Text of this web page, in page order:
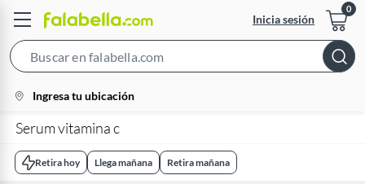
Inicia sesión
Bar
location-
icon
Ingresa tu ubicación
Serum vitamina c
Retira hoy Llega mañana Retira mañana